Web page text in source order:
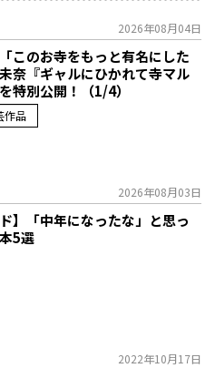
2026年08月04日
「このお寺をもっと有名にした
奈『ギャルにひかれて寺マル
特別公開！（1/4）
作品
2026年08月03日
ド】「中年になったな」と思っ
5選
2022年10月17日